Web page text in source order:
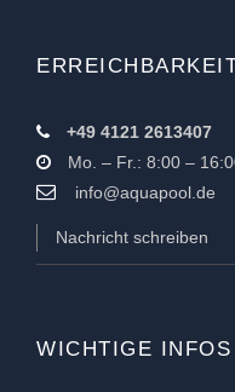
+49 4121 2613407
Mo. – Fr.: 8:00 –
info@aquapool.de
Nachricht schreiben
WICHTIGE INFOS